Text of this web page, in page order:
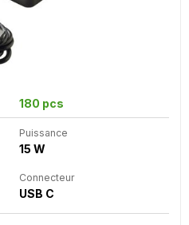
180 pcs
Puissance
15 W
Connecteur
USB C